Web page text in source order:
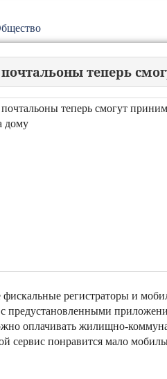
теперь
регистраторы и
предустановленными
оплачивать жилищно-
сервис понравится мало